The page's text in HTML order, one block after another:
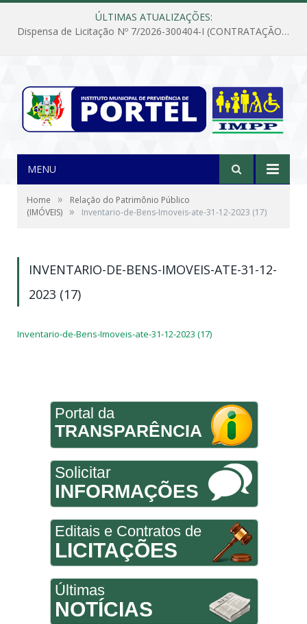
ÚLTIMAS ATUALIZAÇÕES:
Dispensa de Licitação Nº 7/2026-300404-I (CONTRATAÇÃO DE EMPRESA PARA MANUTENÇÃO E REPARAÇÃO DE APARELHOS DE AR CONDICIONADO, EM ATENDIMENTO ÀS NECESSIDADES DO INSTITUTO DE PREVIDÊNCIA MUNICIPAL DE PORTEL/PA)
MENU
Home »
Relação do Patrimônio Público
(IMÓVEIS) » Inventario-de-Bens-Imoveis-ate-31-12-2023 (17)
INVENTARIO-DE-BENS-IMOVEIS-ATE-31-12-
2023 (17)
Inventario-de-Bens-Imoveis-ate-31-12-2023 (17)
Portal da
TRANSPARÊNCIA
Solicitar
INFORMAÇÕES
Editais e Contratos de
LICITAÇÕES
Últimas
NOTÍCIAS